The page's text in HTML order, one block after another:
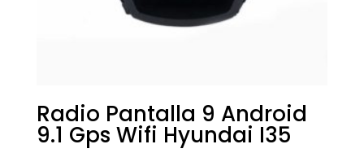
Radio Pantalla 9 Android
9.1 Gps Wifi Hyundai I35